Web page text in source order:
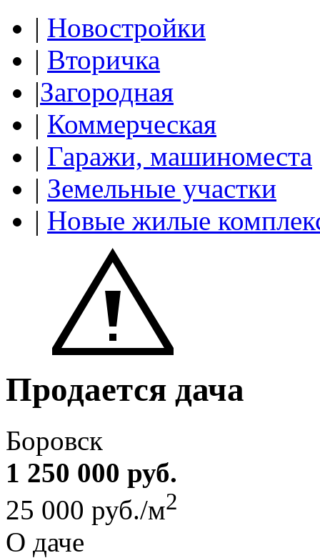
| Новостройки
| Вторичка
|Загородная
| Коммерческая
| Гаражи, машиноместа
| Земельные участки
| Новые жилые
Продается дача
Боровск
1 250 000 руб.
25 000 руб./м2
О даче